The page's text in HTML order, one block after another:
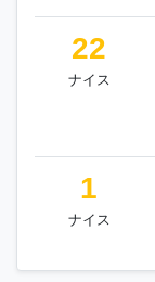
22
ナイス
1
ナイス